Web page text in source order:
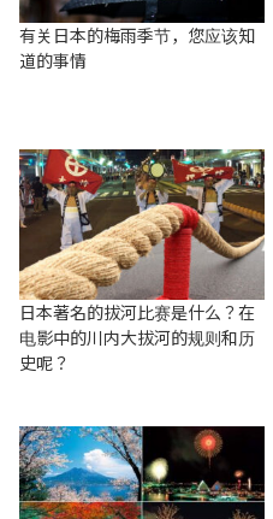
有关日本的梅雨季节，您应该知
道的事情
日本著名的拔河比赛是什么？在
电影中的川内大拔河的规则和历
史呢？